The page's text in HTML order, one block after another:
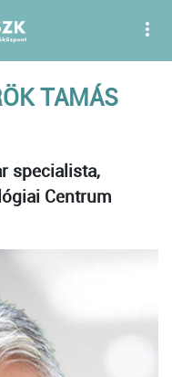
TAMÁS
specialista,
Centrum